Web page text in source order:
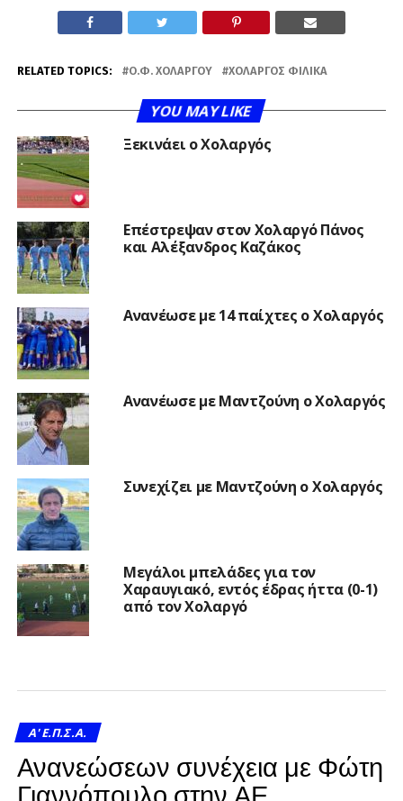
RELATED TOPICS: Ο.Φ. ΧΟΛΑΡΓΟΎ ΧΟΛΑΡΓΌΣ ΦΙΛΙΚΆ
YOU MAY LIKE
Ξεκινάει ο Χολαργός
Επέστρεψαν στον Χολαργό Πάνος
και Αλέξανδρος Καζάκος
Ανανέωσε με 14 παίχτες ο Χολαργός
Ανανέωσε με Μαντζούνη ο Χολαργός
Συνεχίζει με Μαντζούνη ο Χολαργός
Μεγάλοι μπελάδες για τον
Χαραυγιακό, εντός έδρας ήττα (0-1)
από τον Χολαργό
A' Ε.Π.Σ.Α.
Ανανεώσεων συνέχεια με Φώτη